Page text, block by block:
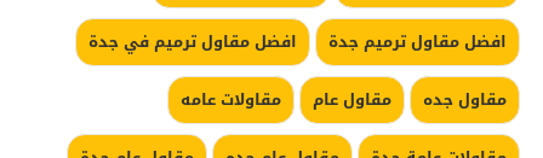
افضل مقاول ترميم جدة
افضل مقاول ترميم في جدة
مقاول جده
مقاول عام
مقاولات عامه